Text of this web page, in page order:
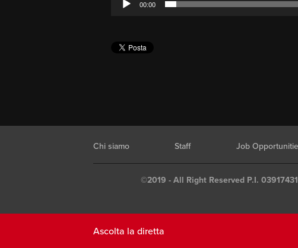
Ascolta la diretta
00:00
Chi siamo Staff Job
©2019 - All Right Reserved P.I.